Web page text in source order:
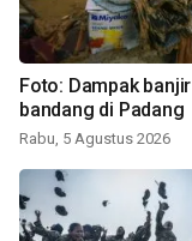
Foto: Dampak banjir
bandang di Padang
Rabu, 5 Agustus 2026